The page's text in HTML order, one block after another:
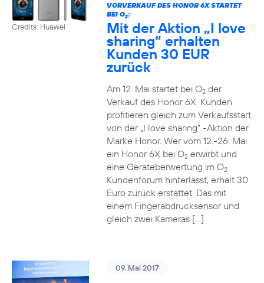
Credits: Huawei
VORVERKAUF DES HONOR 6X STARTET
BEI O2:
Mit der Aktion „I love
sharing“ erhalten
Kunden 30 EUR
zurück
Am 12. Mai startet bei O2der
Verkauf des Honor 6X. Kunden
profitieren gleich zum Verkaufsstart
von der „I love sharing“ -Aktion der
Marke Honor. Wer vom 12.-26. Mai
ein Honor 6X bei O2erwirbt und
eine Geräteberwertung im O2
Kundenforum hinterlässt, erhält 30
Euro zurück erstattet. Das mit
einem Fingerabdrucksensor und
gleich zwei Kameras […]
09. Mai 2017